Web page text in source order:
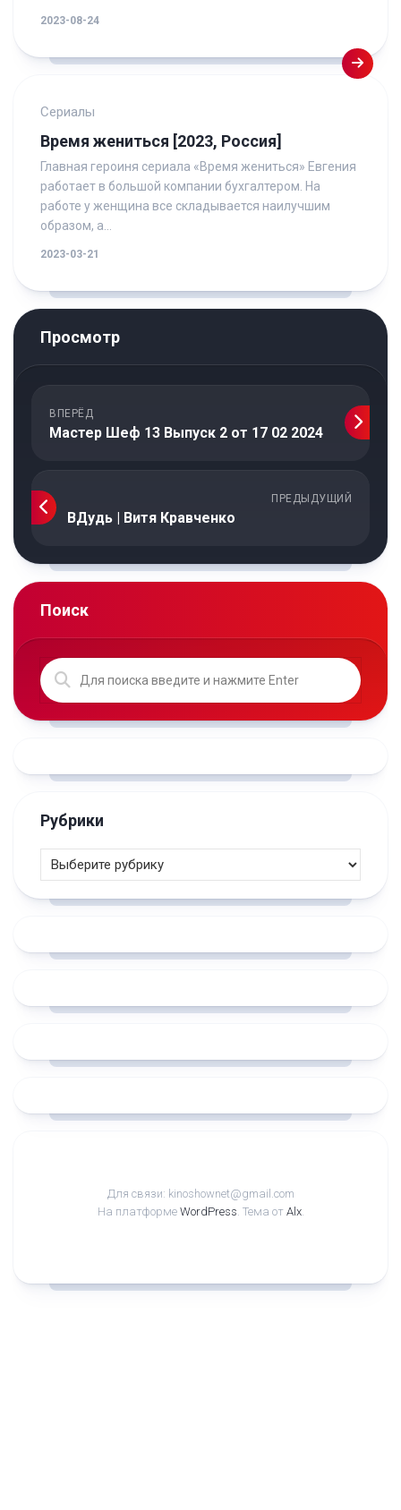
2023-08-24
Сериалы
Время жениться [2023, Россия]
Главная героиня сериала «Время жениться» Евгения
работает в большой компании бухгалтером. На
работе у женщина все складывается наилучшим
образом, а...
2023-03-21
Просмотр
ВПЕРЁД
Мастер Шеф 13 Выпуск 2 от 17 02 2024
ПРЕДЫДУЩИЙ
ВДудь | Витя Кравченко
Поиск
Рубрики
Для связи: kinoshownet@gmail.com
На платформе WordPress. Тема от Alx.